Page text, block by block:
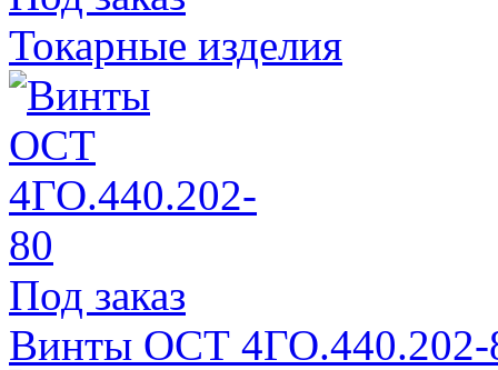
Токарные изделия
Под заказ
Винты ОСТ 4ГО.440.202-